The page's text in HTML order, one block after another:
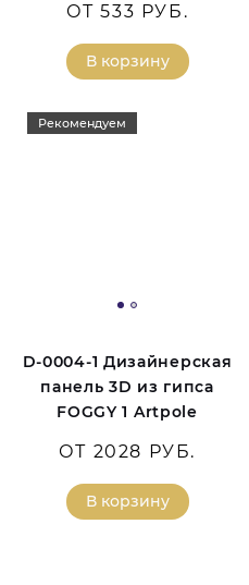
ОТ 533 РУБ.
В корзину
Рекомендуем
D-0004-1 Дизайнерская
панель 3D из гипса
FOGGY 1 Artpole
ОТ 2028 РУБ.
В корзину